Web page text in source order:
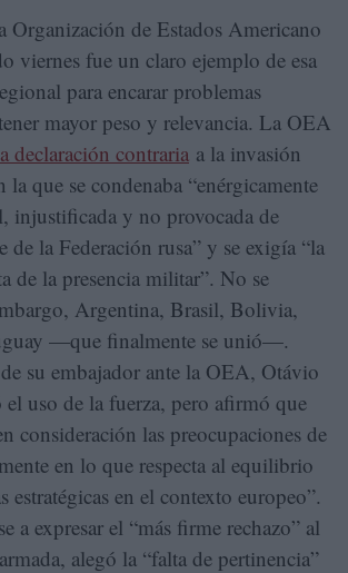
Organización de Estados Americano
viernes fue un claro ejemplo de esa
para encarar problemas
mayor peso y relevancia. La OEA
declaración contraria a la invasión
la que se condenaba “enérgicamente
injustificada y no provocada de
de la Federación rusa” y se exigía “la
de la presencia militar”. No se
Argentina, Brasil, Bolivia,
—que finalmente se unió—.
su embajador ante la OEA, Otávio
uso de la fuerza, pero afirmó que
consideración las preocupaciones de
en lo que respecta al equilibrio
estratégicas en el contexto europeo”.
a expresar el “más firme rechazo” al
alegó la “falta de pertinencia”